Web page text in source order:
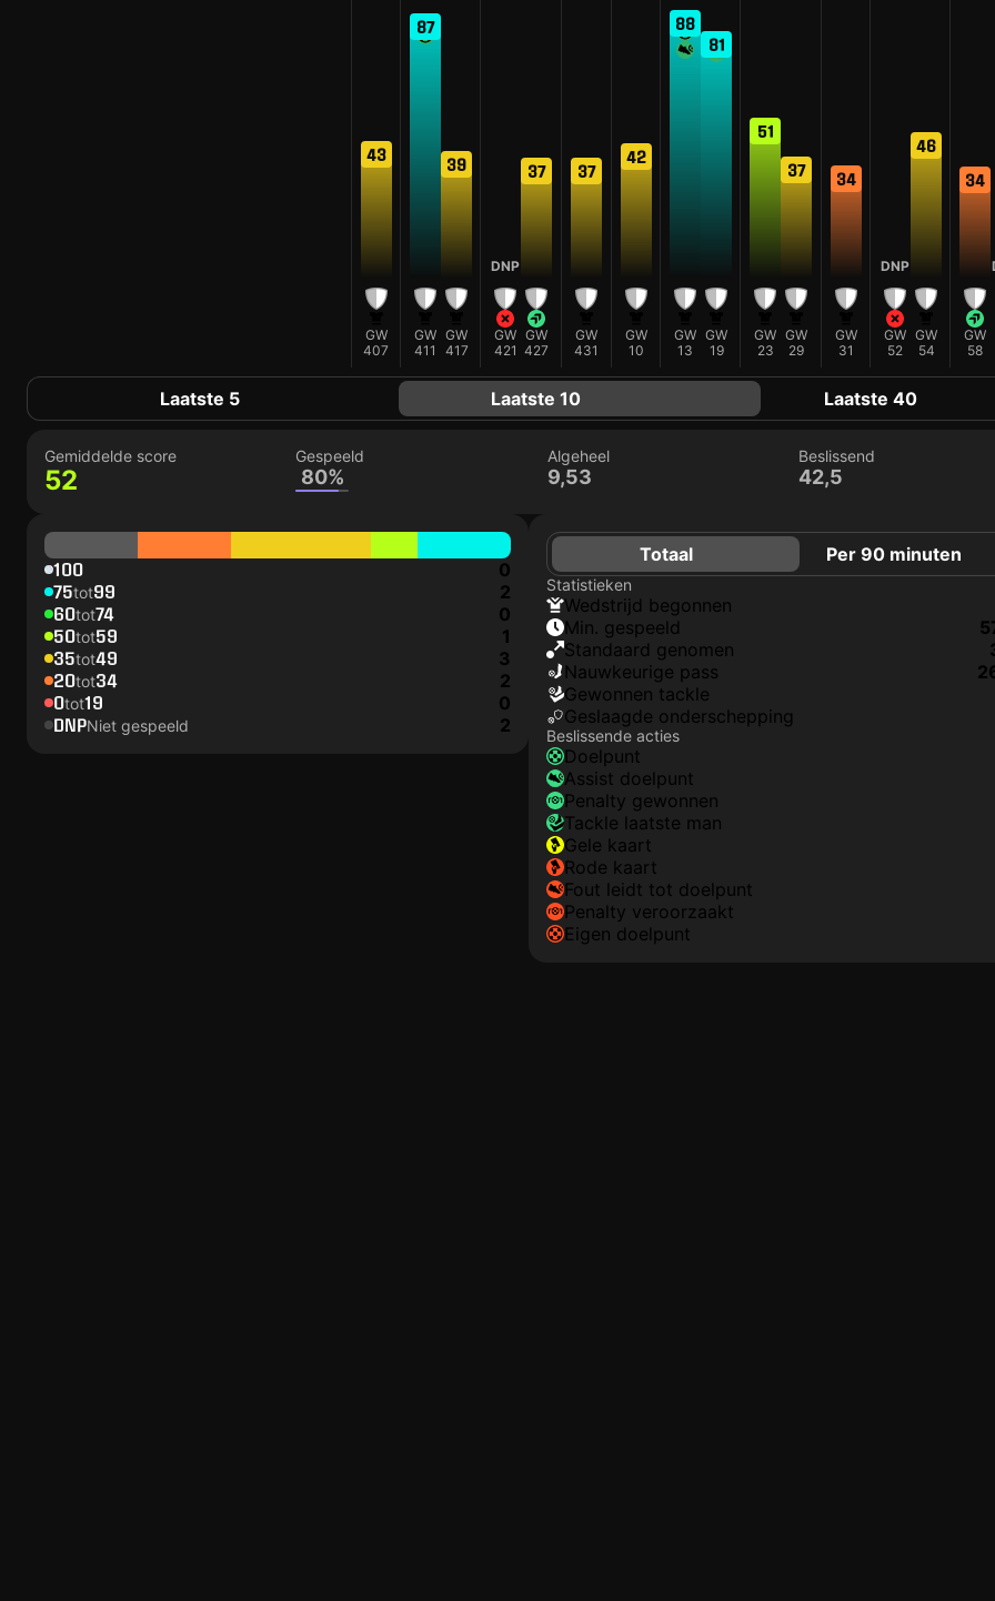
43
GW
407
87
GW
411
39
GW
417
DNP
GW
421
37
GW
427
37
GW
431
42
GW
10
88
GW
13
81
GW
19
51
GW
23
37
GW
29
34
GW
31
DNP
GW
52
46
GW
54
34
GW
58
Laatste 5 Laatste 10 Laatste 40
Gemiddelde score
52
Gespeeld
80%
Algeheel
9,53
Beslissend
42,5
100 0
75tot99 2
60tot74 0
50tot59 1
35tot49 3
20tot34 2
0tot19 0
DNPNiet gespeeld 2
Totaal Per 90 minuten
Statistieken
wedstrijd begonnen
min. gespeeld
Standaard genomen
nauwkeurige pass
gewonnen tackle
geslaagde onderschepping
Beslissende acties
doelpunt
assist doelpunt
penalty gewonnen
tackle laatste man
gele kaart
rode kaart
fout leidt tot doelpunt
penalty veroorzaakt
eigen doelpunt